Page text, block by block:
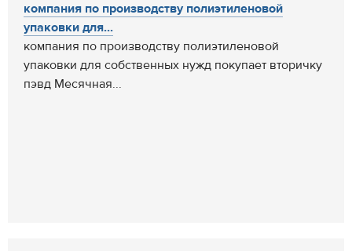
компания по производству полиэтиленовой
упаковки для...
компания по производству полиэтиленовой
упаковки для собственных нужд покупает вторичку
пэвд Месячная...